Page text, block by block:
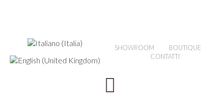
SHOWROOM
BOUTIQUE
CONTATTI